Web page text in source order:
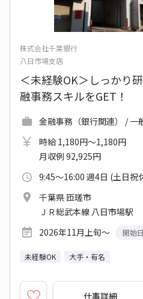
株式会社千葉銀行
八日市場支店
＜未経験OK＞しっかり
融事務スキルをGET！
金融事務（銀行関連） / 一
時給 1,180円～1,180円
月収例 92,925円
9:45～16:00 週4日 (土日祝
千葉県 匝瑳市
ＪＲ総武本線 八日市場駅
2026年11月上旬～
開始
未経験OK 大手・有名
仕事詳細